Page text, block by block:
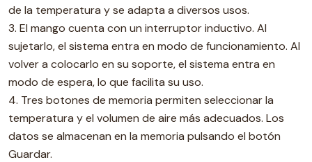
de la temperatura y se adapta a diversos usos.
3. El mango cuenta con un interruptor inductivo. Al
sujetarlo, el sistema entra en modo de funcionamiento. Al
volver a colocarlo en su soporte, el sistema entra en
modo de espera, lo que facilita su uso.
4. Tres botones de memoria permiten seleccionar la
temperatura y el volumen de aire más adecuados. Los
datos se almacenan en la memoria pulsando el botón
Guardar.